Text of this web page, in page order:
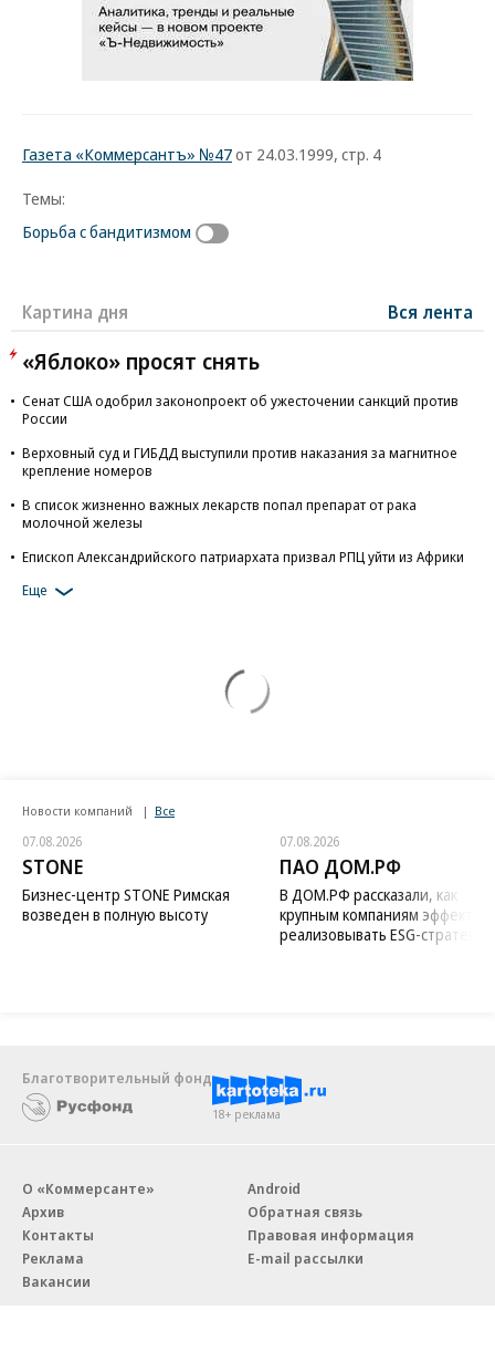
Газета «Коммерсантъ» №47от 24.03.1999, стр. 4
Темы:
Борьба с бандитизмом
Картина дня Вся лента
«Яблоко» просят снять
Сенат США одобрил законопроект об ужесточении санкций против
России
Верховный суд и ГИБДД выступили против наказания за магнитное
крепление номеров
В список жизненно важных лекарств попал препарат от рака
молочной железы
Епископ Александрийского патриархата призвал РПЦ уйти из Африки
Еще
Новости компаний Все
07.08.2026
STONE
Бизнес-центр STONE Римская
возведен в полную высоту
07.08.2026
ПАО ДОМ.РФ
В ДОМ.РФ рассказали, как
крупным компаниям
реализовывать ESG-стратегию
Благотворительный фонд
18+ реклама
О «Коммерсанте»
Архив
Контакты
Реклама
Вакансии
Android
Обратная связь
Правовая информация
E-mail рассылки